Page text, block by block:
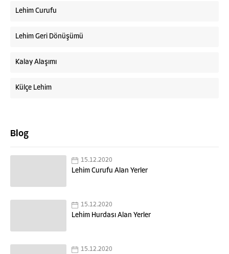
Lehim Curufu
Lehim Geri Dönüşümü
Kalay Alaşımı
Külçe Lehim
Blog
15.12.2020
Lehim Curufu Alan Yerler
15.12.2020
Lehim Hurdası Alan Yerler
15.12.2020